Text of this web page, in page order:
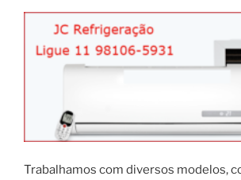
Trabalhamos com diversos modelos,